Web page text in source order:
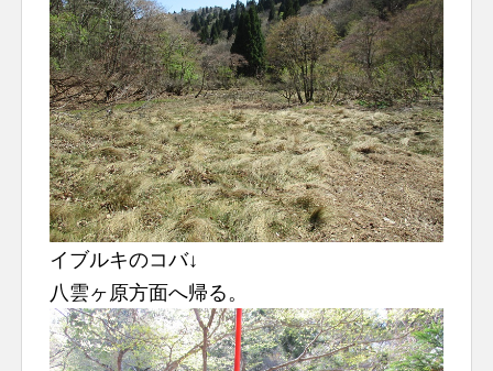
イブルキのコバ↓
八雲ヶ原方面へ帰る。